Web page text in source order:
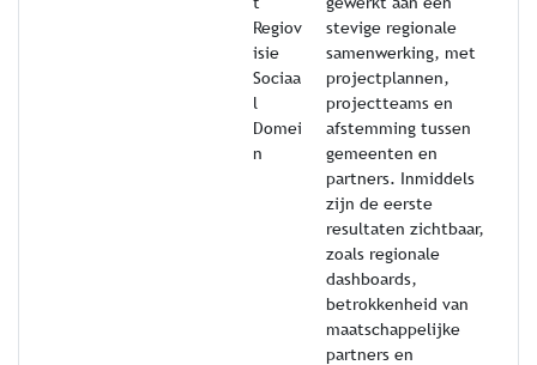
Regiov
isie
Sociaa
l
Domei
n
stevige regionale
samenwerking, met
projectplannen,
projectteams en
afstemming tussen
gemeenten en
partners. Inmiddels
zijn de eerste
resultaten zichtbaar,
zoals regionale
dashboards,
betrokkenheid van
maatschappelijke
partners en